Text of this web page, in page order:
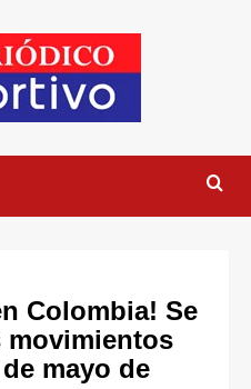
Colombia! Se
movimientos
mayo de